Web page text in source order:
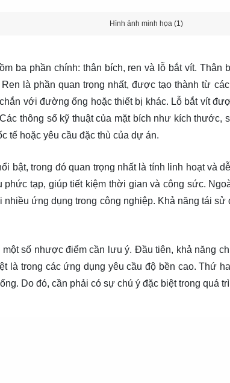
Hình ảnh minh họa (1)
ba phần chính: thân bích, ren và lỗ bắt vít. Thân
là phần quan trọng nhất, được tạo thành từ
với đường ống hoặc thiết bị khác. Lỗ bắt vít
thông số kỹ thuật của mặt bích như kích
tế hoặc yêu cầu đặc thù của dự án.
bật, trong đó quan trọng nhất là tính linh hoạt và
phức tạp, giúp tiết kiệm thời gian và công sức.
ứng dụng trong công nghiệp. Khả năng tái
một số nhược điểm cần lưu ý. Đầu tiên, khả năng
là trong các ứng dụng yêu cầu độ bền cao. Thứ
Do đó, cần phải có sự chú ý đặc biệt trong quá